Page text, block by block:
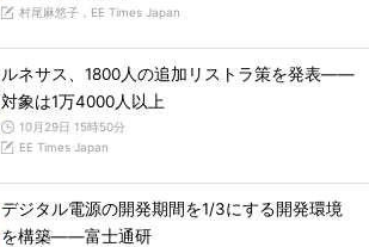
村尾麻悠子，EE Times Japan
ルネサス、1800人の追加リストラ策を発表――
対象は1万4000人以上
10月29日 15時50分
EE Times Japan
デジタル電源の開発期間を1/3にする開発環境
を構築――富士通研